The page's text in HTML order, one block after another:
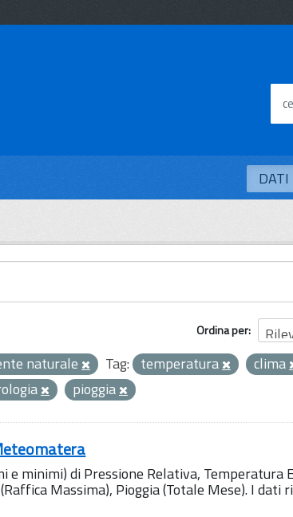
DATI
Ordina per
naturale Tag: temperatura clima
pioggia
e minimi) di Pressione Relativa, Temperatura
Massima), Pioggia (Totale Mese). I dati